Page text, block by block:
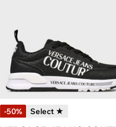
-50% Select ★